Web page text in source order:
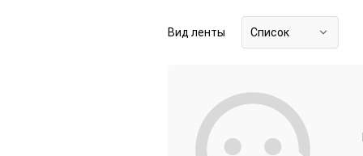
Вид ленты Список